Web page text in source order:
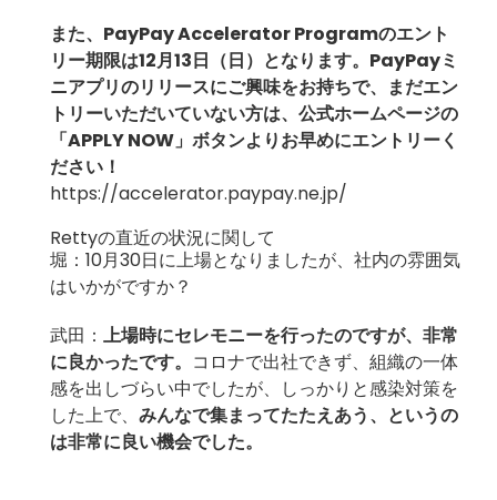
また、PayPay Accelerator Programのエント
リー期限は12月13日（日）となります。PayPayミ
ニアプリのリリースにご興味をお持ちで、まだエン
トリーいただいていない方は、公式ホームページの
「APPLY NOW」ボタンよりお早めにエントリーく
ださい！
https://accelerator.paypay.ne.jp/
Rettyの直近の状況に関して
堀：10月30日に上場となりましたが、社内の雰囲気
はいかがですか？
武田： 上場時にセレモニーを行ったのですが、非常
に良かったです。 コロナで出社できず、組織の一体
感を出しづらい中でしたが、しっかりと感染対策を
した上で、 みんなで集まってたたえあう、というの
は非常に良い機会でした。